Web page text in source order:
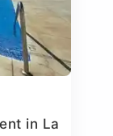
in La